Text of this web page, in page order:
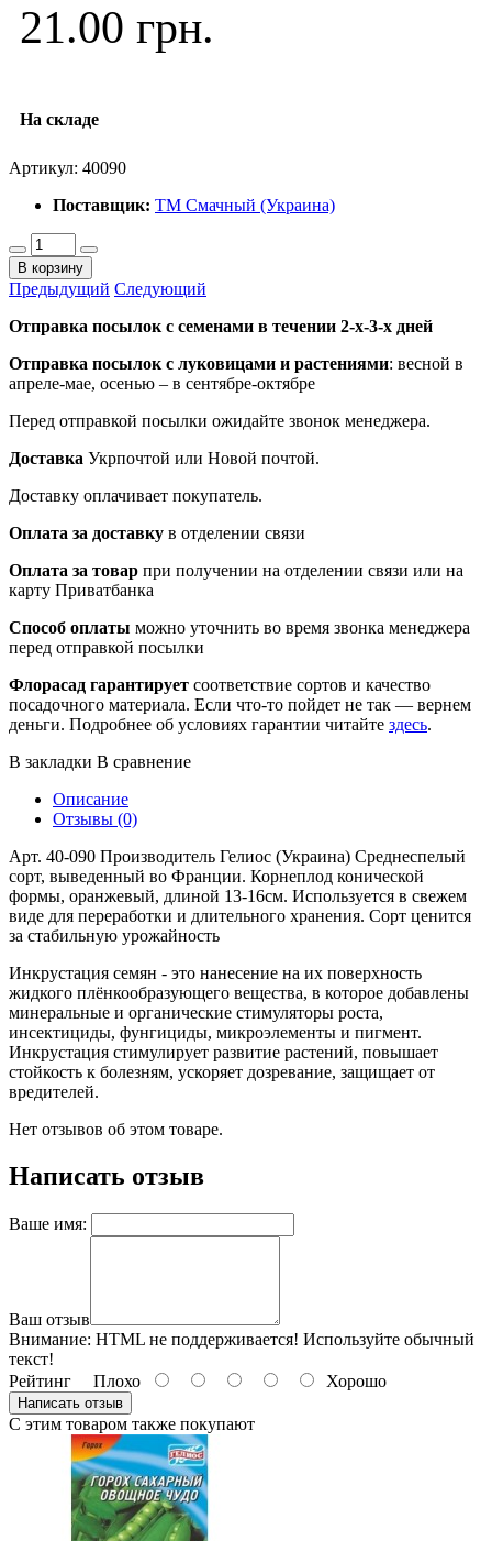
21.00 грн.
На складе
Артикул: 40090
Поставщик: ТМ Смачный (Украина)
В корзину
Предыдущий Следующий
Отправка посылок с семенами в течении 2-х-3-х дней
Отправка посылок с луковицами и растениями: весной в
апреле-мае, осенью – в сентябре-октябре
Перед отправкой посылки ожидайте звонок менеджера.
Доставка Укрпочтой или Новой почтой.
Доставку оплачивает покупатель.
Оплата за доставку в отделении связи
Оплата за товар при получении на отделении связи или на
карту Приватбанка
Способ оплаты можно уточнить во время звонка менеджера
перед отправкой посылки
Флорасад гарантирует соответствие сортов и качество
посадочного материала. Если что-то пойдет не так — вернем
деньги. Подробнее об условиях гарантии читайте здесь.
В закладки В сравнение
Описание
Отзывы (0)
Арт. 40-090 Производитель Гелиос (Украина) Среднеспелый
сорт, выведенный во Франции. Корнеплод конической
формы, оранжевый, длиной 13-16см. Используется в свежем
виде для переработки и длительного хранения. Сорт ценится
за стабильную урожайность
Инкрустация семян - это нанесение на их поверхность
жидкого плёнкообразующего вещества, в которое добавлены
минеральные и органические стимуляторы роста,
инсектициды, фунгициды, микроэлементы и пигмент.
Инкрустация стимулирует развитие растений, повышает
стойкость к болезням, ускоряет дозревание, защищает от
вредителей.
Нет отзывов об этом товаре.
Написать отзыв
Ваше имя:
Ваш отзыв
Внимание: HTML не поддерживается! Используйте обычный
текст!
Рейтинг Плохо Хорошо
Написать отзыв
С этим товаром также покупают